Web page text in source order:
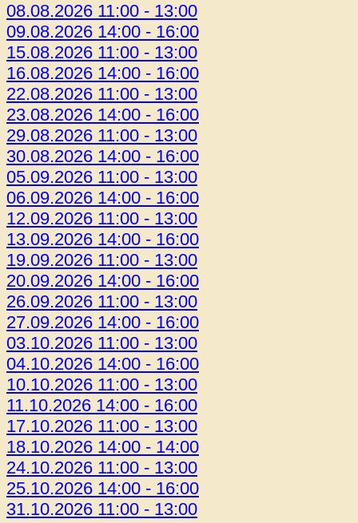
08.08.2026 11:00 - 13:00
09.08.2026 14:00 - 16:00
15.08.2026 11:00 - 13:00
16.08.2026 14:00 - 16:00
22.08.2026 11:00 - 13:00
23.08.2026 14:00 - 16:00
29.08.2026 11:00 - 13:00
30.08.2026 14:00 - 16:00
05.09.2026 11:00 - 13:00
06.09.2026 14:00 - 16:00
12.09.2026 11:00 - 13:00
13.09.2026 14:00 - 16:00
19.09.2026 11:00 - 13:00
20.09.2026 14:00 - 16:00
26.09.2026 11:00 - 13:00
27.09.2026 14:00 - 16:00
03.10.2026 11:00 - 13:00
04.10.2026 14:00 - 16:00
10.10.2026 11:00 - 13:00
11.10.2026 14:00 - 16:00
17.10.2026 11:00 - 13:00
18.10.2026 14:00 - 14:00
24.10.2026 11:00 - 13:00
25.10.2026 14:00 - 16:00
31.10.2026 11:00 - 13:00